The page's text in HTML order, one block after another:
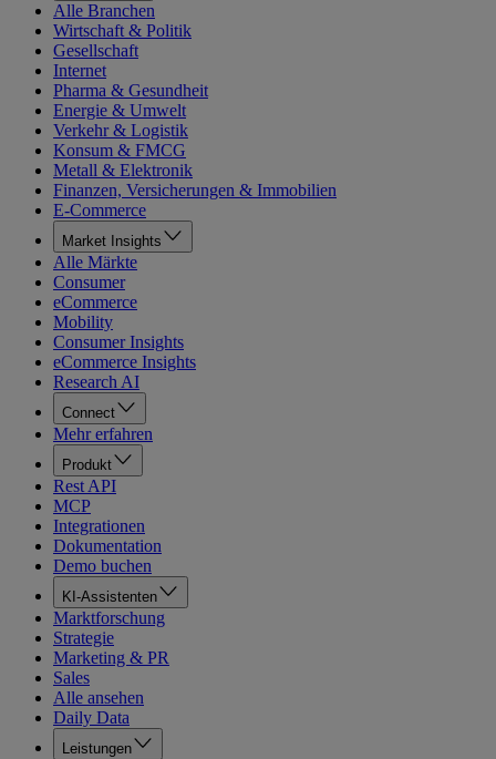
Alle Branchen
Wirtschaft & Politik
Gesellschaft
Internet
Pharma & Gesundheit
Energie & Umwelt
Verkehr & Logistik
Konsum & FMCG
Metall & Elektronik
Finanzen, Versicherungen & Immobilien
E-Commerce
Market Insights
Alle Märkte
Consumer
eCommerce
Mobility
Consumer Insights
eCommerce Insights
Research AI
Connect
Mehr erfahren
Produkt
Rest API
MCP
Integrationen
Dokumentation
Demo buchen
KI-Assistenten
Marktforschung
Strategie
Marketing & PR
Sales
Alle ansehen
Daily Data
Leistungen